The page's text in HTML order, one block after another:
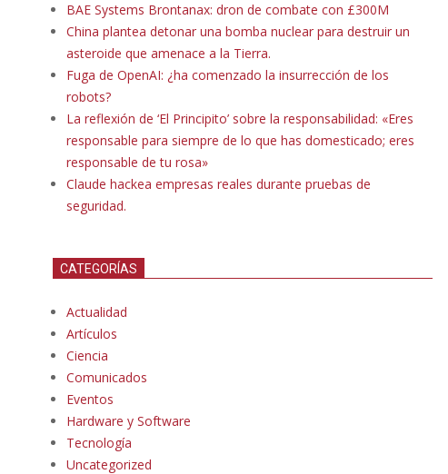
BAE Systems Brontanax: dron de combate con £300M
China plantea detonar una bomba nuclear para destruir un
asteroide que amenace a la Tierra.
Fuga de OpenAI: ¿ha comenzado la insurrección de los
robots?
La reflexión de ‘El Principito’ sobre la responsabilidad: «Eres
responsable para siempre de lo que has domesticado; eres
responsable de tu rosa»
Claude hackea empresas reales durante pruebas de
seguridad.
CATEGORÍAS
Actualidad
Artículos
Ciencia
Comunicados
Eventos
Hardware y Software
Tecnología
Uncategorized